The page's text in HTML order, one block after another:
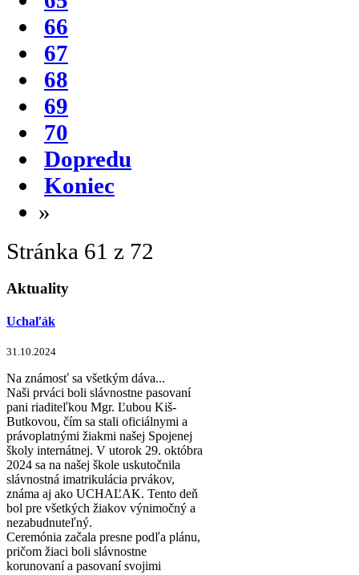
66
67
68
69
70
Dopredu
Koniec
»
Stránka 61 z 72
Aktuality
Uchaľák
31.10.2024
Na známosť sa všetkým dáva...
Naši prváci boli slávnostne pasovaní
pani riaditeľkou Mgr. Ľubou Kiš-
Butkovou, čím sa stali oficiálnymi a
právoplatnými žiakmi našej Spojenej
školy internátnej. V utorok 29. októbra
2024 sa na našej škole uskutočnila
slávnostná imatrikulácia prvákov,
známa aj ako UCHAĽAK. Tento deň
bol pre všetkých žiakov výnimočný a
nezabudnuteľný.
Ceremónia začala presne podľa plánu,
pričom žiaci boli slávnostne
korunovaní a pasovaní svojimi